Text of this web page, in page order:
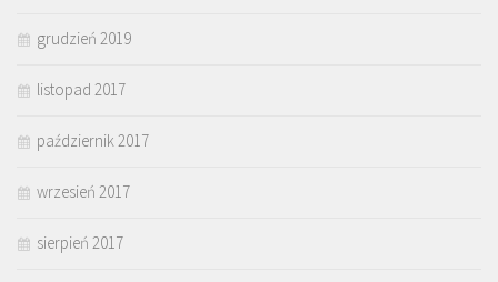
grudzień 2019
listopad 2017
październik 2017
wrzesień 2017
sierpień 2017